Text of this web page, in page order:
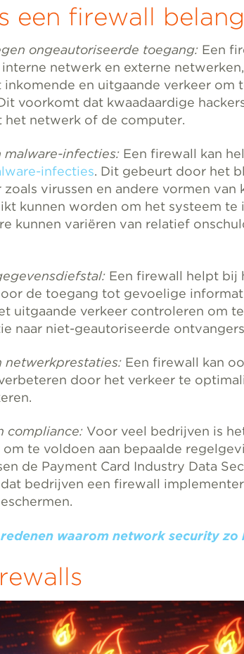
een firewall
ongeautoriseerde toegang: Een
netwerk en externe
en uitgaande verkeer om
voorkomt dat kwaadaardige
netwerk of de computer.
infecties: Een firewall kan
infecties. Dit gebeurt door het
virussen en andere vormen van
kunnen worden om het systeem te
kunnen variëren van relatief
Een firewall helpt bij
de toegang tot gevoelige
uitgaande verkeer controleren om
naar niet-geautoriseerde
Een firewall kan
door het verkeer te
compliance: Voor veel bedrijven is
te voldoen aan bepaalde
de Payment Card Industry Data
bedrijven een firewall
waarom network security zo